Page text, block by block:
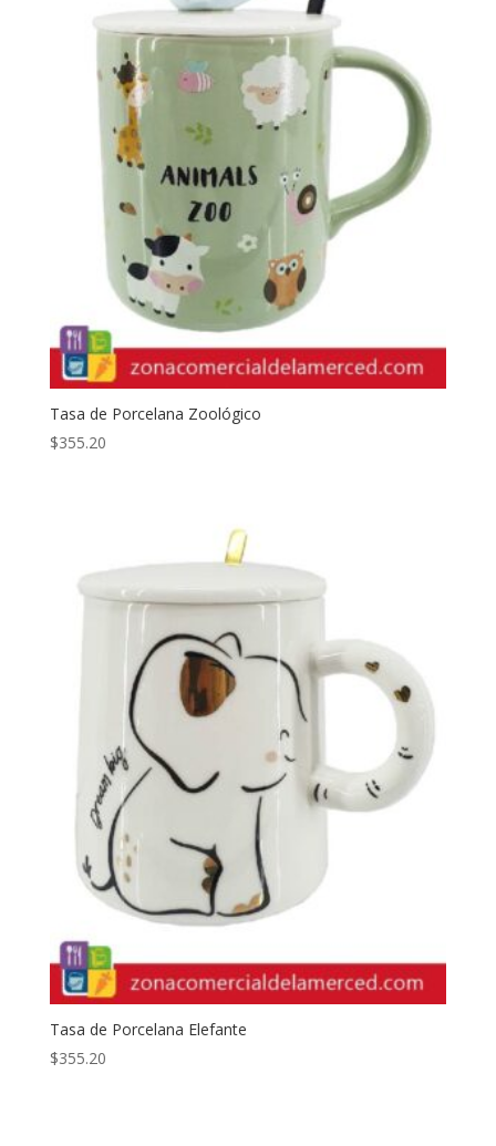
Tasa de Porcelana Zoológico
$355.20
Tasa de Porcelana Elefante
$355.20